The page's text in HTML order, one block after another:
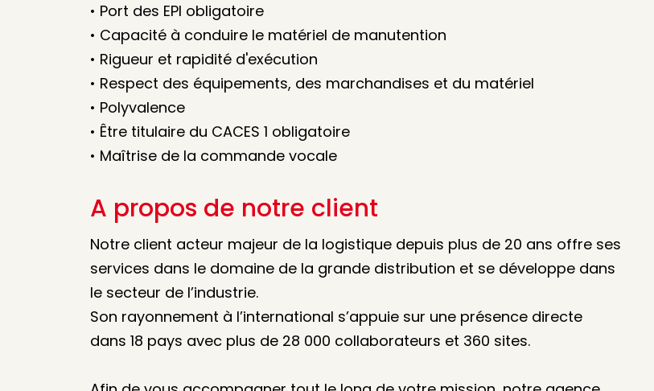
• Port des EPI obligatoire
• Capacité à conduire le matériel de manutention
• Rigueur et rapidité d'exécution
• Respect des équipements, des marchandises et du matériel
• Polyvalence
• Être titulaire du CACES 1 obligatoire
• Maîtrise de la commande vocale
A propos de notre client
Notre client acteur majeur de la logistique depuis plus de 20 ans offre ses
services dans le domaine de la grande distribution et se développe dans
le secteur de l’industrie.
Son rayonnement à l’international s’appuie sur une présence directe
dans 18 pays avec plus de 28 000 collaborateurs et 360 sites.